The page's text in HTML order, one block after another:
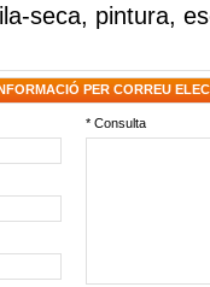
seca, pintura,
PER CORREU
* Consulta